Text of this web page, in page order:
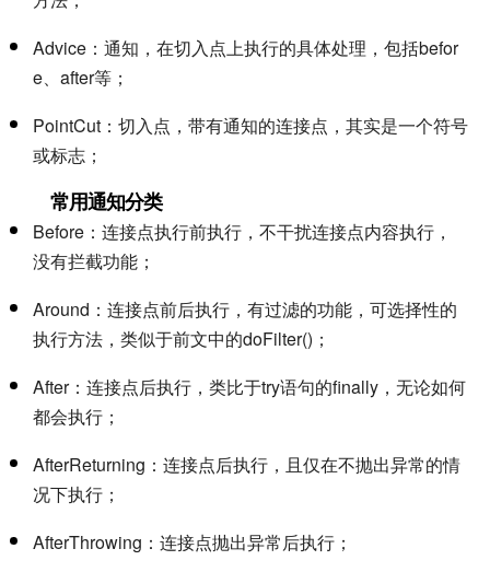
Advice：通知，在切入点上执行的具体处理，包括befor
e、after等；
PointCut：切入点，带有通知的连接点，其实是一个符号
或标志；
常用通知分类
Before：连接点执行前执行，不干扰连接点内容执行，
没有拦截功能；
Around：连接点前后执行，有过滤的功能，可选择性的
执行方法，类似于前文中的doFilter()；
After：连接点后执行，类比于try语句的finally，无论如何
都会执行；
AfterReturning：连接点后执行，且仅在不抛出异常的情
况下执行；
AfterThrowing：连接点抛出异常后执行；